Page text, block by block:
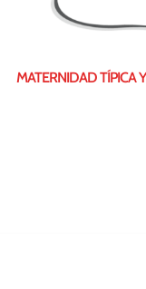
MATERNIDAD TÍPICA